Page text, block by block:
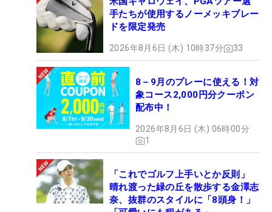
手たちが使用するノーメッキブレー
ドを限定発売
2026年8月6日 (木) 10時37分 33
8－9月のプレーに使える！対
象コース2,000円分クーポン
配布中！
2026年8月6日 (木) 06時00分
1
「これでゴルフ上手いとか反則」
晴れ渡った緑の丘を散歩する金澤志
奈、抜群のスタイルに「8頭身！」